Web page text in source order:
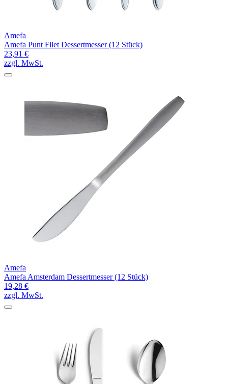
Amefa
Amefa Punt Filet Dessertmesser (12 Stück)
23,91 €
zzgl. MwSt.
Amefa
Amefa Amsterdam Dessertmesser (12 Stück)
19,28 €
zzgl. MwSt.